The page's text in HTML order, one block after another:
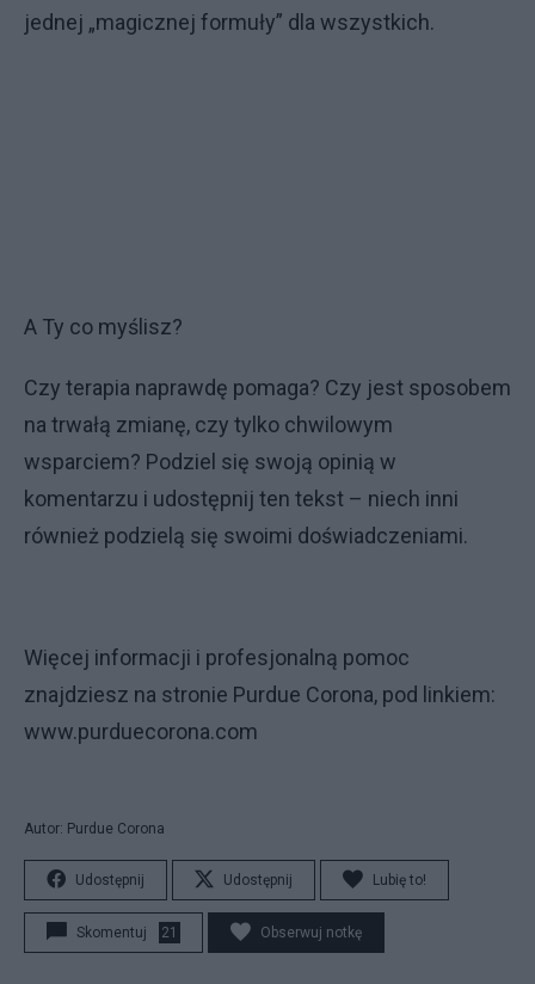
jednej „magicznej formuły” dla wszystkich.
A Ty co myślisz?
Czy terapia naprawdę pomaga? Czy jest sposobem
na trwałą zmianę, czy tylko chwilowym
wsparciem? Podziel się swoją opinią w
komentarzu i udostępnij ten tekst – niech inni
również podzielą się swoimi doświadczeniami.
Więcej informacji i profesjonalną pomoc
znajdziesz na stronie Purdue Corona, pod linkiem:
www.purduecorona.com
Autor: Purdue Corona
Udostępnij Udostępnij Lubię to!
Skomentuj 21 Obserwuj notkę